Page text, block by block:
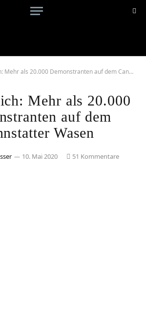
als 20.000 Demonstranten auf dem Cannstatter Wasen
Mehr als 20.000
auf dem
Wasen
10. Mai 2020 51 Kommentare